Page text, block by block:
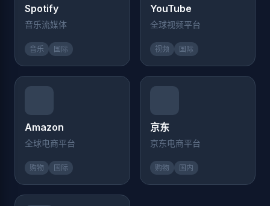
Spotify
音乐流媒体
音乐 国际
YouTube
全球视频平台
视频 国际
Amazon
全球电商平台
购物 国际
京东
京东电商平台
购物 国内